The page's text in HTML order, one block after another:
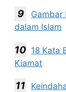
Gambar
dalam Islam
18 Kata
Kiamat